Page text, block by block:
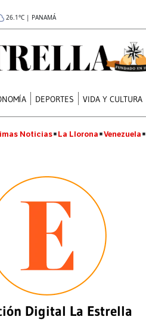
26.1°C | PANAMÁ
DEPORTES VIDA Y CULTURA
Noticias La Llorona Venezuela
Digital La Estrella